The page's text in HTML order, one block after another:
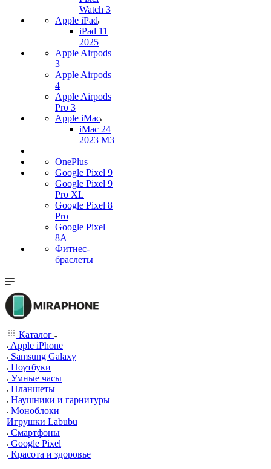
Watch 3
Apple iPad
iPad 11
2025
Apple Airpods
3
Apple Airpods
4
Apple Airpods
Pro 3
Apple iMac
iMac 24
2023 M3
OnePlus
Google Pixel 9
Google Pixel 9
Pro XL
Google Pixel 8
Pro
Google Pixel
8A
Фитнес-
браслеты
Каталог
Apple iPhone
Samsung Galaxy
Ноутбуки
Умные часы
Планшеты
Наушники и гарнитуры
Моноблоки
Игрушки Labubu
Смартфоны
Google Pixel
Красота и здоровье